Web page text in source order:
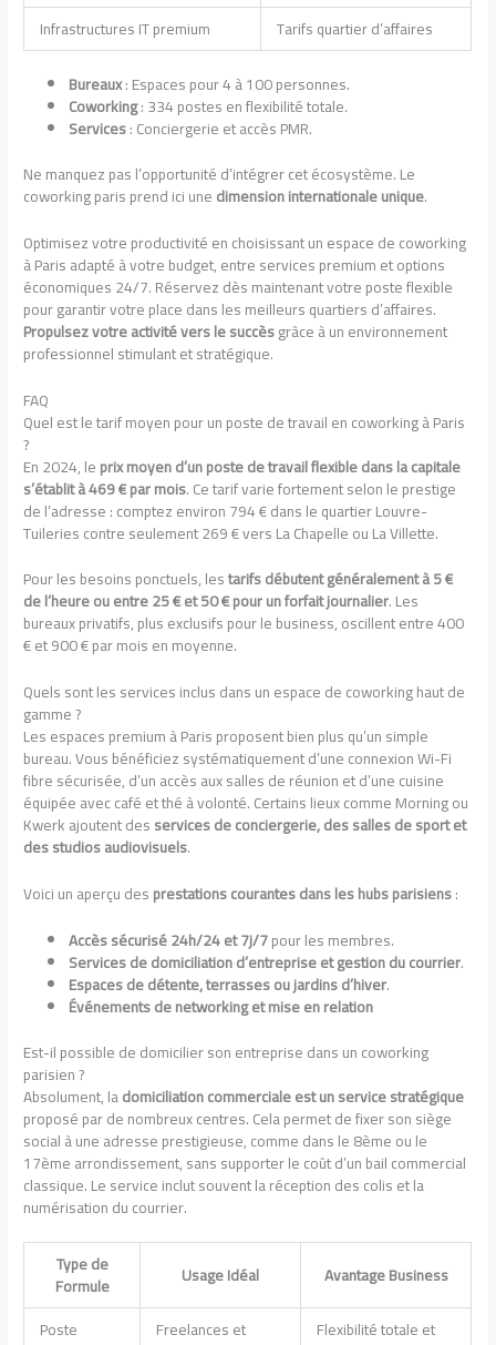
Infrastructures IT premium
Tarifs quartier d’affaires
Bureaux: Espaces pour 4 à 100 personnes.
Coworking: 334 postes en flexibilité totale.
Services: Conciergerie et accès PMR.
Ne manquez pas l’opportunité d’intégrer cet écosystème. Le
coworking paris prend ici unedimension internationale unique.
Optimisez votre productivité en choisissant un espace de coworking
à Paris adapté à votre budget, entre services premium et options
économiques 24/7. Réservez dès maintenant votre poste flexible
pour garantir votre place dans les meilleurs quartiers d’affaires.
Propulsez votre activité vers le succèsgrâce à un environnement
professionnel stimulant et stratégique.
FAQ
Quel est le tarif moyen pour un poste de travail en coworking à Paris
?
En 2024, leprix moyen d’un poste de travail flexible dans la capitale
s’établit à 469 € par mois. Ce tarif varie fortement selon le prestige
de l’adresse : comptez environ 794 € dans le quartier Louvre-
Tuileries contre seulement 269 € vers La Chapelle ou La Villette.
Pour les besoins ponctuels, lestarifs débutent généralement à 5 €
de l’heure ou entre 25 € et 50 € pour un forfait journalier. Les
bureaux privatifs, plus exclusifs pour le business, oscillent entre 400
€ et 900 € par mois en moyenne.
Quels sont les services inclus dans un espace de coworking haut de
gamme ?
Les espaces premium à Paris proposent bien plus qu’un simple
bureau. Vous bénéficiez systématiquement d’une connexion Wi-Fi
fibre sécurisée, d’un accès aux salles de réunion et d’une cuisine
équipée avec café et thé à volonté. Certains lieux comme Morning ou
Kwerk ajoutent desservices de conciergerie, des salles de sport et
des studios audiovisuels.
Voici un aperçu desprestations courantes dans les hubs parisiens:
Accès sécurisé 24h/24 et 7j/7pour les membres.
Services de domiciliation d’entreprise et gestion du courrier.
Espaces de détente, terrasses ou jardins d’hiver.
Événements de networking et mise en relation
Est-il possible de domicilier son entreprise dans un coworking
parisien ?
Absolument, ladomiciliation commerciale est un service stratégique
proposé par de nombreux centres. Cela permet de fixer son siège
social à une adresse prestigieuse, comme dans le 8ème ou le
17ème arrondissement, sans supporter le coût d’un bail commercial
classique. Le service inclut souvent la réception des colis et la
numérisation du courrier.
Type de
Formule Usage Idéal
Avantage Business
Poste
Freelances et Flexibilité totale et